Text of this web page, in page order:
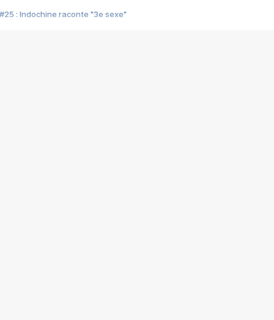
#25 : Indochine raconte "3e sexe"